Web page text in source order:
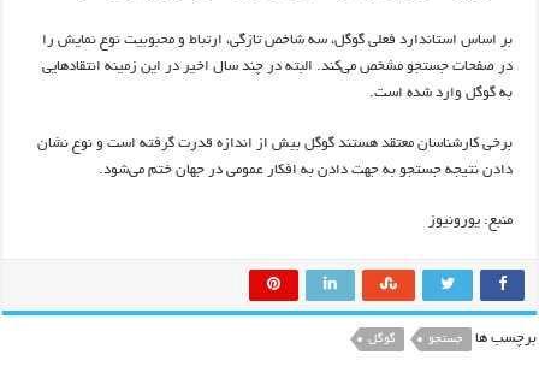
بر اساس استاندارد فعلی گوگل، سه شاخص تازگی، ارتباط و محبوبیت نوع نمایش را
در صفحات جستجو مشخص می‌کند. البته در چند سال اخیر در این زمینه انتقاد‌هایی
به گوگل وارد شده است.
برخی کارشناسان معتقد هستند گوگل بیش از اندازه قدرت گرفته است و نوع نشان
دادن نتیجه جستجو به جهت دادن به افکار عمومی در جهان ختم می‌شود.
منبع: یورونیوز
برچسب ها جستجو گوگل